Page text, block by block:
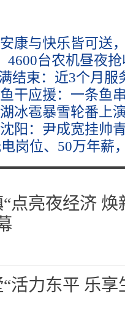
康与快乐皆可送
4600台农机昼夜
结束：近3个月服
干应援：一条鱼
冰雹暴雪轮番上
阳：尹成宽挂帅
岗位、50万年薪
点亮夜经济 焕
活力东平 乐享